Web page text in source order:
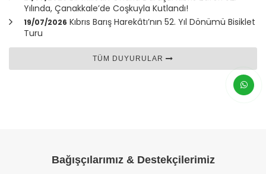
Yılında, Çanakkale’de Coşkuyla Kutlandı!
19/07/2026 Kıbrıs Barış Harekâtı’nın 52. Yıl Dönümü Bisiklet
Turu
TÜM DUYURULAR
Bağışçılarımız & Destekçilerimiz